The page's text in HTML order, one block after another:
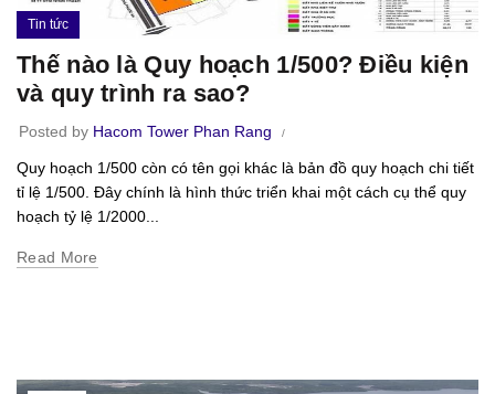
Tin tức
Thế nào là Quy hoạch 1/500? Điều kiện
và quy trình ra sao?
Posted by Hacom Tower Phan Rang
Quy hoạch 1/500 còn có tên gọi khác là bản đồ quy hoạch chi tiết
tỉ lệ 1/500. Đây chính là hình thức triển khai một cách cụ thể quy
hoạch tỷ lệ 1/2000...
Read More